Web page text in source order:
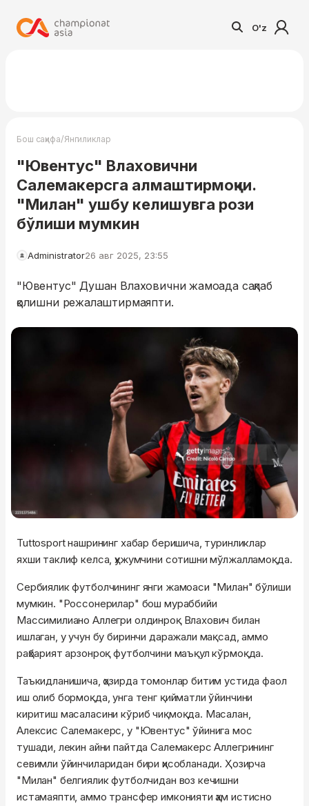
O'z
Бош саҳифа/Янгиликлар
"Ювентус" Влаховични
Салемакерсга алмаштирмоқчи.
"Милан" ушбу келишувга рози
бўлиши мумкин
Administrator26 авг 2025, 23:55
"Ювентус" Душан Влаховични жамоада сақлаб
қолишни режалаштирмаяпти.
Tuttosport нашрининг хабар беришича, туринликлар
яхши таклиф келса, ҳужумчини сотишни мўлжалламоқда.
Сербиялик футболчининг янги жамоаси "Милан" бўлиши
мумкин. "Россонерилар" бош мураббийи
Массимилиано Аллегри олдинроқ Влахович билан
ишлаган, у учун бу биринчи даражали мақсад, аммо
раҳбарият арзонроқ футболчини маъқул кўрмоқда.
Taъкидланишича, ҳозирда томонлар битим устида фаол
иш олиб бормоқда, унга тенг қийматли ўйинчини
киритиш масаласини кўриб чиқмоқда. Масалан,
Алексис Салемакерс, у "Ювентус" ўйинига мос
тушади, лекин айни пайтда Салемакерс Аллегрининг
севимли ўйинчиларидан бири ҳисобланади. Ҳозирча
"Милан" белгиялик футболчидан воз кечишни
истамаяпти, аммо трансфер имконияти ҳам истисно